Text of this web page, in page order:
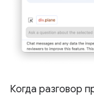
Когда разговор